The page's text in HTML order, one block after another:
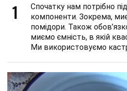
1
Спочатку нам потрібно
компоненти. Зокрема,
помідори. Також
миємо ємність, в якій
Ми використовуємо